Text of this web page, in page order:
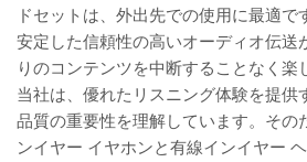
ドセットは、外出先での使用に最適で
安定した信頼性の高いオーディオ伝送
りのコンテンツを中断することなく楽
当社は、優れたリスニング体験を提供
品質の重要性を理解しています。その
ンイヤー イヤホンと有線インイヤー